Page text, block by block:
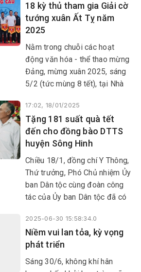
18 kỳ thủ tham gia Giải cờ
tướng xuân Ất Tỵ năm
2025
Nằm trong chuỗi các hoạt
động văn hóa - thể thao mừng
Đảng, mừng xuân 2025, sáng
5/2 (tức mùng 8 tết), tại Nhà
Ban Chỉ đạo đón tết Nguyên
đán Ất Tỵ thị xã tổ chức khai
mạc Giải cờ tướng xuân Ất Tỵ
năm 2025.
17:02, 18/01/2025
Tặng 181 suất quà tết
đến cho đồng bào DTTS
huyện Sông Hinh
Chiều 18/1, đồng chí Y Thông,
Thứ trưởng, Phó Chủ nhiệm Ủy
ban Dân tộc cùng đoàn công
tác của Ủy ban Dân tộc đã có
tết đồng bào DTTS tại huyện
Sông Hinh nhân dịp tết
Nguyên đán Ất Tỵ 2025.
2025-06-30 15:58:34.0
Niềm vui lan tỏa, kỳ vọng
phát triển
Sáng 30/6, không khí hân